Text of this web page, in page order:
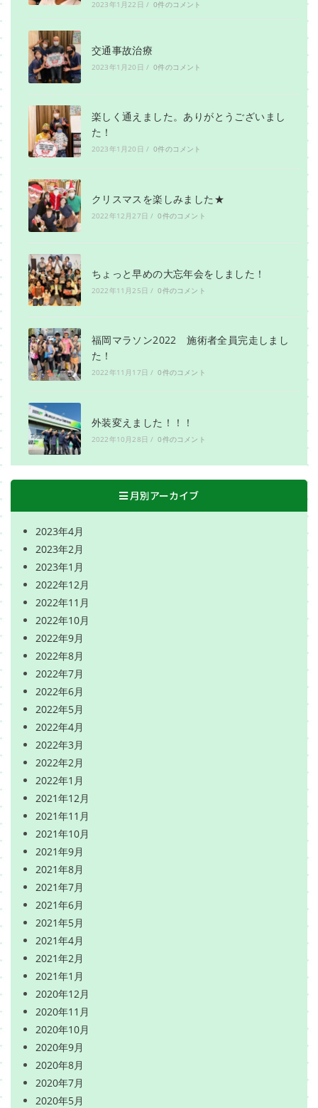
2023年1月22日 / 0件のコメント
交通事故治療
2023年1月20日 / 0件のコメント
楽しく通えました。ありがとうございまし
た！
2023年1月20日 / 0件のコメント
クリスマスを楽しみました★
2022年12月27日 / 0件のコメント
ちょっと早めの大忘年会をしました！
2022年11月25日 / 0件のコメント
福岡マラソン2022 施術者全員完走しまし
た！
2022年11月17日 / 0件のコメント
外装変えました！！！
2022年10月28日 / 0件のコメント
月別アーカイブ
2023年4月
2023年2月
2023年1月
2022年12月
2022年11月
2022年10月
2022年9月
2022年8月
2022年7月
2022年6月
2022年5月
2022年4月
2022年3月
2022年2月
2022年1月
2021年12月
2021年11月
2021年10月
2021年9月
2021年8月
2021年7月
2021年6月
2021年5月
2021年4月
2021年2月
2021年1月
2020年12月
2020年11月
2020年10月
2020年9月
2020年8月
2020年7月
2020年5月